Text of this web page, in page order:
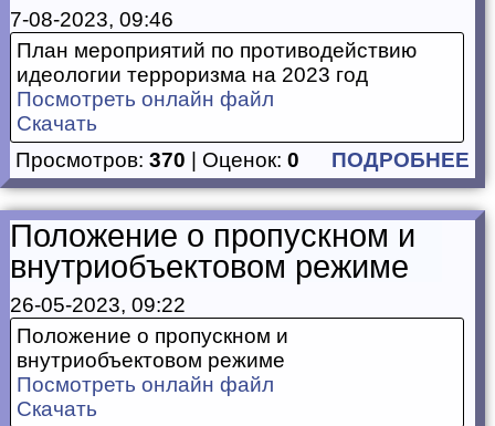
7-08-2023, 09:46
План мероприятий по противодействию
идеологии терроризма на 2023 год
Посмотреть онлайн файл
Скачать
Просмотров: 370 | Оценок: 0 ПОДРОБНЕЕ
Положение о пропускном и
внутриобъектовом режиме
26-05-2023, 09:22
Положение о пропускном и
внутриобъектовом режиме
Посмотреть онлайн файл
Скачать